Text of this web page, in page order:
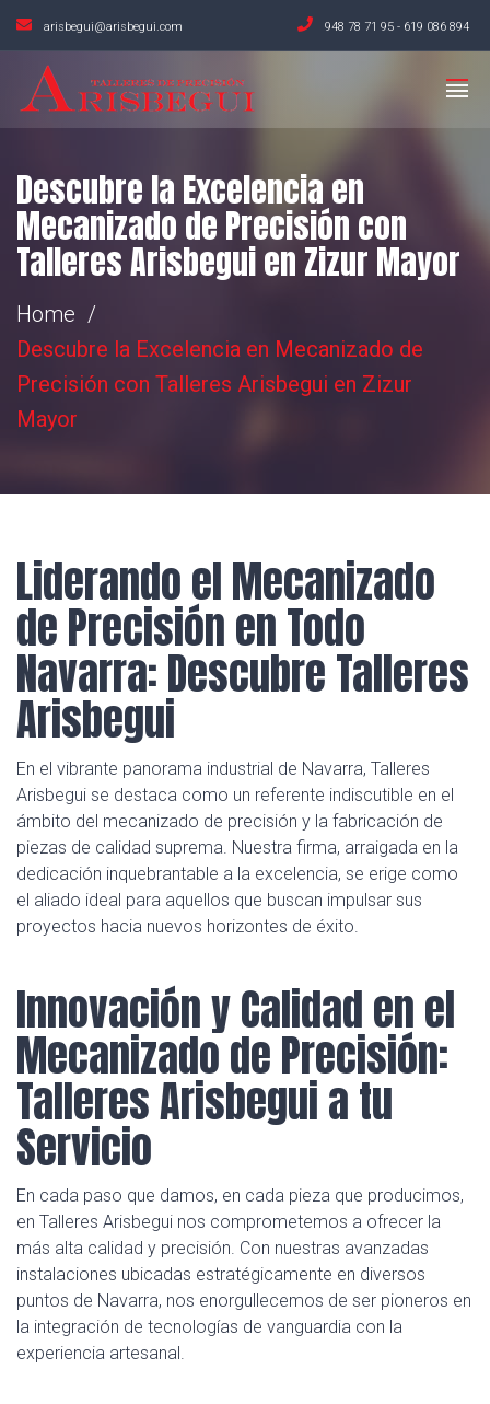
arisbegui@arisbegui.com 948 78 71 95 - 619 086 894
Descubre la Excelencia en
Mecanizado de Precisión con
Talleres Arisbegui en Zizur Mayor
Home
Descubre la Excelencia en Mecanizado de
Precisión con Talleres Arisbegui en Zizur
Mayor
Liderando el Mecanizado
de Precisión en Todo
Navarra: Descubre Talleres
Arisbegui
En el vibrante panorama industrial de Navarra, Talleres
Arisbegui se destaca como un referente indiscutible en el
ámbito del mecanizado de precisión y la fabricación de
piezas de calidad suprema. Nuestra firma, arraigada en la
dedicación inquebrantable a la excelencia, se erige como
el aliado ideal para aquellos que buscan impulsar sus
proyectos hacia nuevos horizontes de éxito.
Innovación y Calidad en el
Mecanizado de Precisión:
Talleres Arisbegui a tu
Servicio
En cada paso que damos, en cada pieza que producimos,
en Talleres Arisbegui nos comprometemos a ofrecer la
más alta calidad y precisión. Con nuestras avanzadas
instalaciones ubicadas estratégicamente en diversos
puntos de Navarra, nos enorgullecemos de ser pioneros en
la integración de tecnologías de vanguardia con la
experiencia artesanal.